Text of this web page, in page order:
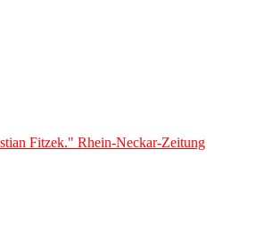
Fitzek." Rhein-Neckar-Zeitung